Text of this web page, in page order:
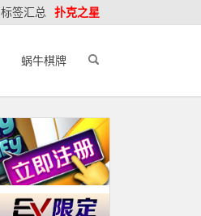
标签汇总 扑克之星
蜗牛棋牌